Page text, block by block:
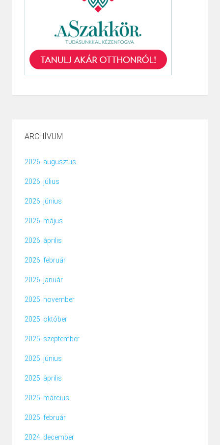
ARCHÍVUM
2026. augusztus
2026. július
2026. június
2026. május
2026. április
2026. február
2026. január
2025. november
2025. október
2025. szeptember
2025. június
2025. április
2025. március
2025. február
2024. december